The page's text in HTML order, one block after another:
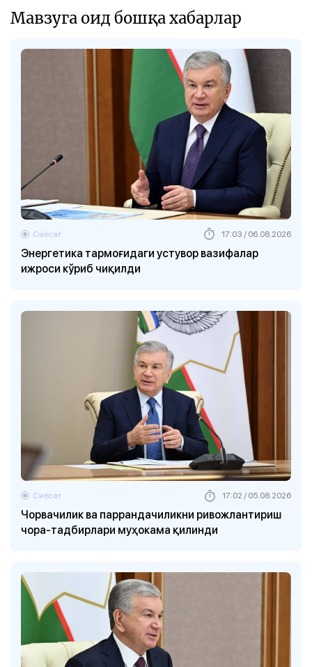
Мавзуга оид бошқа хабарлар
Энергетика тармоғидаги устувор вазифалар
ижроси кўриб чиқилди
Сиёсат 17:03 / 06.08.2026
Чорвачилик ва паррандачиликни ривожлантириш
чора-тадбирлари муҳокама қилинди
Сиёсат 17:02 / 05.08.2026